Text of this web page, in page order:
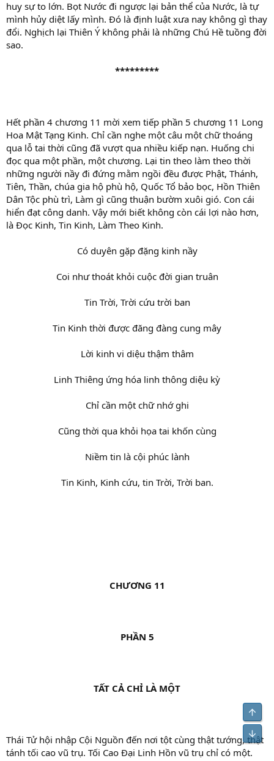
huy sự to lớn. Bọt Nước đi ngược lại bản thể của Nước, là tự
mình hủy diệt lấy mình. Đó là định luật xưa nay không gì thay
đổi. Nghịch lại Thiên Ý không phải là những Chú Hề tuồng đời
sao.
*********
Hết phần 4 chương 11 mời xem tiếp phần 5 chương 11 Long
Hoa Mật Tạng Kinh. Chỉ cần nghe một câu một chữ thoáng
qua lỗ tai thời cũng đã vượt qua nhiều kiếp nạn. Huống chi
đọc qua một phần, một chương. Lại tin theo làm theo thời
những người nầy đi đứng mằm ngồi đều được Phật, Thánh,
Tiên, Thần, chúa gia hộ phù hộ, Quốc Tổ bảo bọc, Hồn Thiên
Dân Tộc phù trì, Làm gì cũng thuận bườm xuôi gió. Con cái
hiển đạt công danh. Vậy mới biết không còn cái lợi nào hơn,
là Đọc Kinh, Tin Kinh, Làm Theo Kinh.
Có duyên gặp đặng kinh nầy
Coi như thoát khỏi cuộc đời gian truân
Tin Trời, Trời cứu trời ban
Tin Kinh thời được đăng đàng cung mây
Lời kinh vi diệu thậm thâm
Linh Thiêng ứng hóa linh thông diệu kỳ
Chỉ cần một chữ nhớ ghi
Cũng thời qua khỏi họa tai khốn cùng
Niềm tin là cội phúc lành
Tin Kinh, Kinh cứu, tin Trời, Trời ban.
CHƯƠNG 11
PHẦN 5
TẤT CẢ CHỈ LÀ MỘT
Thái Tử hội nhập Cội Nguồn đến nơi tột cùng thật tướng, thật
tánh tối cao vũ trụ. Tối Cao Đại Linh Hồn vũ trụ chỉ có một.